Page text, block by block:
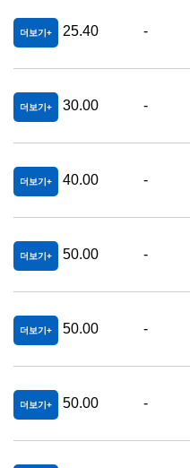
더보기 25.40 -
더보기 30.00 -
더보기 40.00 -
더보기 50.00 -
더보기 50.00 -
더보기 50.00 -